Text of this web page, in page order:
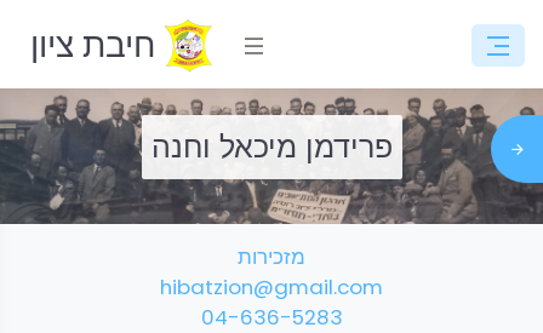
חיבת ציון
פרידמן מיכאל וחנה
מזכירות
hibatzion@gmail.com
04-636-5283